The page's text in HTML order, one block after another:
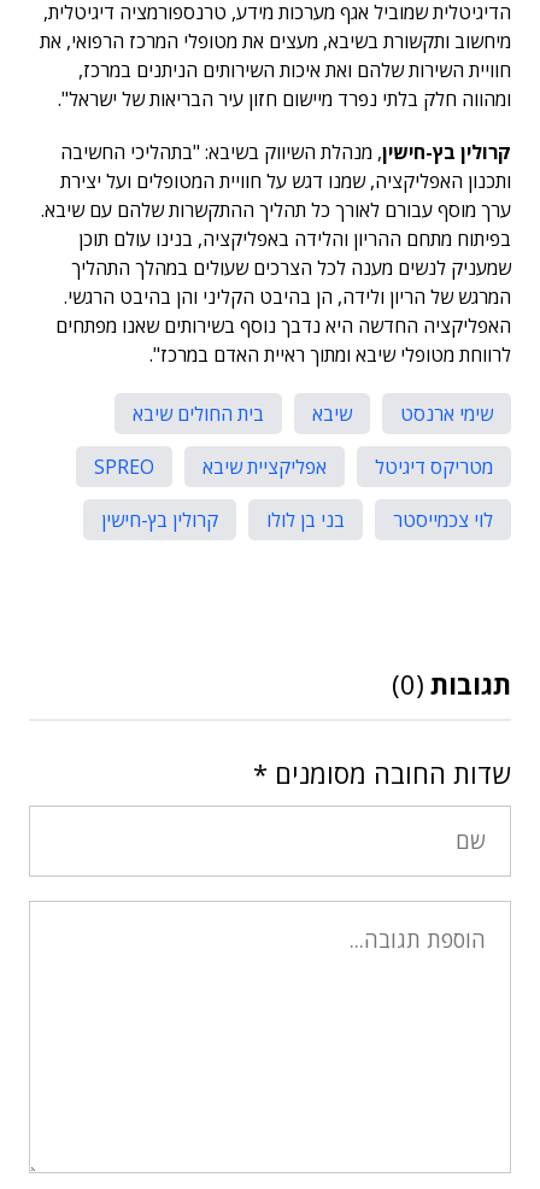
הדיגיטלית שמוביל אגף מערכות מידע, טרנספורמציה דיגיטלית,
מיחשוב ותקשורת בשיבא, מעצים את מטופלי המרכז הרפואי, את
חוויית השירות שלהם ואת איכות השירותים הניתנים במרכז,
ומהווה חלק בלתי נפרד מיישום חזון עיר הבריאות של ישראל".
קרולין בץ-חישין, מנהלת השיווק בשיבא: "בתהליכי החשיבה
ותכנון האפליקציה, שמנו דגש על חוויית המטופלים ועל יצירת
ערך מוסף עבורם לאורך כל תהליך ההתקשרות שלהם עם שיבא.
בפיתוח מתחם ההריון והלידה באפליקציה, בנינו עולם תוכן
שמעניק לנשים מענה לכל הצרכים שעולים במהלך התהליך
המרגש של הריון ולידה, הן בהיבט הקליני והן בהיבט הרגשי.
האפליקציה החדשה היא נדבך נוסף בשירותים שאנו מפתחים
לרווחת מטופלי שיבא ומתוך ראיית האדם במרכז".
שימי ארנסט שיבא
בית החולים שיבא
מטריקס דיגיטל
אפליקציית שיבא
SPREO
לוי צכמייסטר
בני בן לולו קרולין בץ-חישין
תגובות (0)
שדות החובה מסומנים *